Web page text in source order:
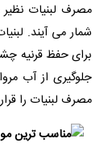
مصرف لبنیات
برای حفظ قرنیه
جلوگیری از آب
مصرف لبنیات را